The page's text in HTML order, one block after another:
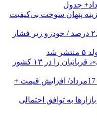
پنهان سوخت بی‌کیفیت
دلار ۴ درصد ریخت، ۲۰۷ فقط ۲.۹ درصد / خودرو زیر فشار
شد
جاسوس‌افزار چینی «لایت‌اسپای»، قربانیان را در ۱۳ کشور
قیمت طلای 18عیار امروز شنبه 17مرداد/ افزایش قیمت +
بازارها به توافق احتمالی